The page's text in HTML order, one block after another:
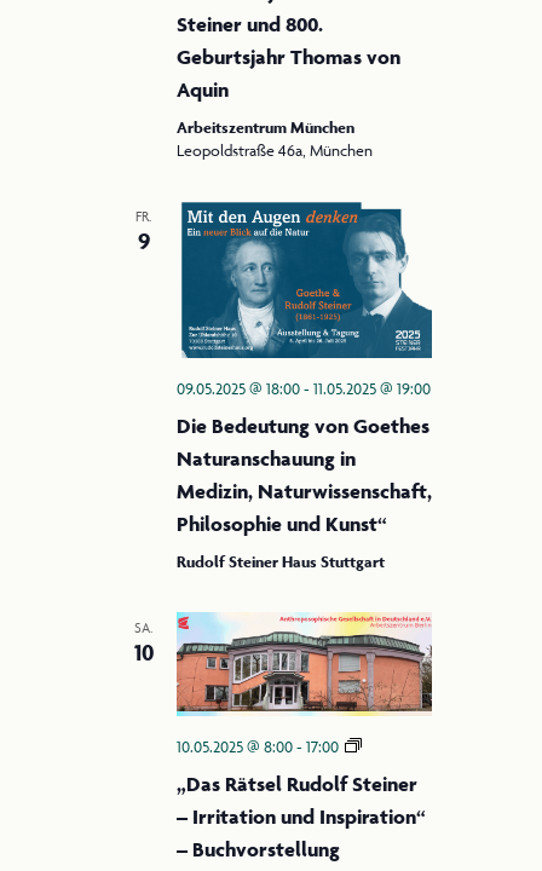
Steiner und 800.
Geburtsjahr Thomas von
Aquin
Arbeitszentrum München
Leopoldstraße 46a, München
FR.
9
09.05.2025 @ 18:00-11.05.2025 @ 19:00
Die Bedeutung von Goethes
Naturanschauung in
Medizin, Naturwissenschaft,
Philosophie und Kunst“
Rudolf Steiner Haus Stuttgart
SA.
10
10.05.2025 @ 8:00-17:00
„Das
Rudolf
Steiner
„Das Rätsel Rudolf Steiner
– Irritation und Inspiration“
– Buchvorstellung